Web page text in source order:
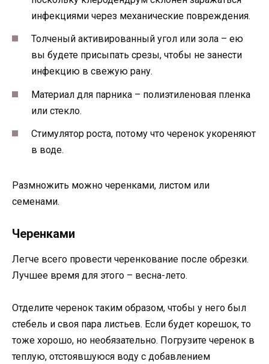
инфекциями через механические повреждения.
Толченый активированный угол или зола – ею
вы будете присыпать срезы, чтобы не занести
инфекцию в свежую рану.
Материал для парника – полиэтиленовая пленка
или стекло.
Стимулятор роста, потому что черенок укореняют
в воде.
Размножить можно черенками, листом или
семенами.
Черенками
Легче всего провести черенкование после обрезки.
Лучшее время для этого – весна-лето.
Отделите черенок таким образом, чтобы у него был
стебель и своя пара листьев. Если будет корешок, то
тоже хорошо, но необязательно. Погрузите черенок в
теплую, отстоявшуюся воду с добавлением